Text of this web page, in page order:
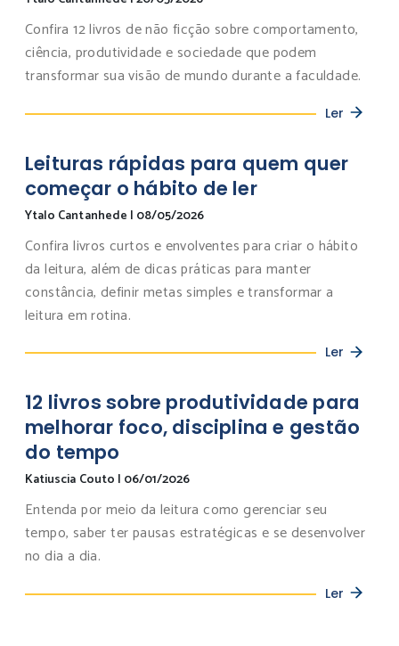
Confira 12 livros de não ficção sobre comportamento,
ciência, produtividade e sociedade que podem
transformar sua visão de mundo durante a faculdade.
Ler
Leituras rápidas para quem quer
começar o hábito de ler
Ytalo Cantanhede | 08/05/2026
Confira livros curtos e envolventes para criar o hábito
da leitura, além de dicas práticas para manter
constância, definir metas simples e transformar a
leitura em rotina.
Ler
12 livros sobre produtividade para
melhorar foco, disciplina e gestão
do tempo
Katiuscia Couto | 06/01/2026
Entenda por meio da leitura como gerenciar seu
tempo, saber ter pausas estratégicas e se desenvolver
no dia a dia.
Ler